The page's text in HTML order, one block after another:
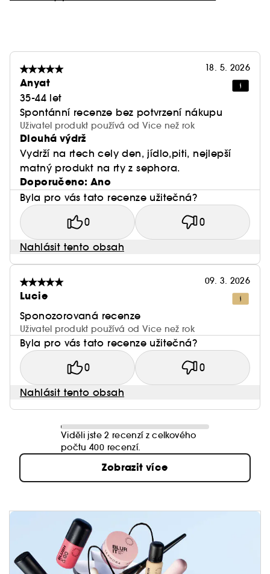
maskproof(2). Matný povrch a intenzivní barva,
které odolají všem zkouškám (vydrží i masku, a
beze stop) a dodají barvu bez kompromisů.
– Matná rtěnka s precizním aplikátorem, který
umožňuje nanést přesnou dávku.
Tekutá rtěnka, 45 barev
SEPHORA COLLECTION neslevuje z barev: naše
matná tekutá rtěnka je k dispozici ve 45
odstínech, od nejpřirozenějších po nejodvážnější.
Líčení rtů na den i večer pro jakoukoli náladu a
jakýkoli styl – není možné nenajít dokonalý odstín.
(1) Sametová rtěnka bez otiskování
obchodech Sephora souhrnně v Evropě,
USA/Kanadě a Asii – leden–srpen 2021.
18. 5. 2026
Anyat
35-44 let
Spontánní recenze bez potvrzení nákupu
Uživatel produkt používá od Vice než rok
Dlouhá výdrž
Vydrží na rtech cely den, jídlo,piti, nejlepší
matný produkt na rty z sephora.
Doporučeno: Ano
Byla pro vás tato recenze užitečná?
0 0
Nahlásit tento obsah
09. 3. 2026
Lucie
Sponozorovaná recenze
Uživatel produkt používá od Vice než rok
Byla pro vás tato recenze užitečná?
0 0
Nahlásit tento obsah
Viděli jste 2 recenzí z celkového
počtu 400 recenzí.
Zobrazit více